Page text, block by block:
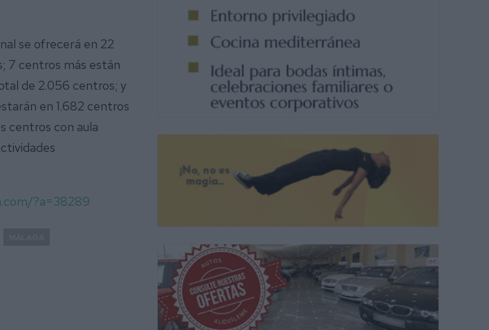
se ofrecerá en 22
7 centros más están
de 2.056 centros; y
en 1.682 centros
centros con aula
?a=38289